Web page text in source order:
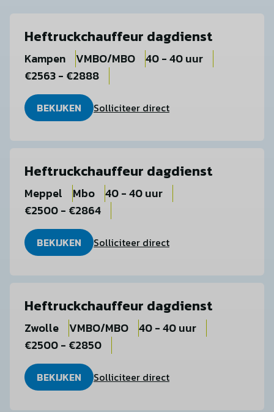
Heftruckchauffeur dagdienst
Kampen VMBO/MBO
40 - 40 uur
€2563 - €2888
BEKIJKEN Solliciteer direct
Heftruckchauffeur dagdienst
Meppel Mbo
40 - 40 uur
€2500 - €2864
BEKIJKEN Solliciteer direct
Heftruckchauffeur dagdienst
Zwolle VMBO/MBO
40 - 40 uur
€2500 - €2850
BEKIJKEN Solliciteer direct